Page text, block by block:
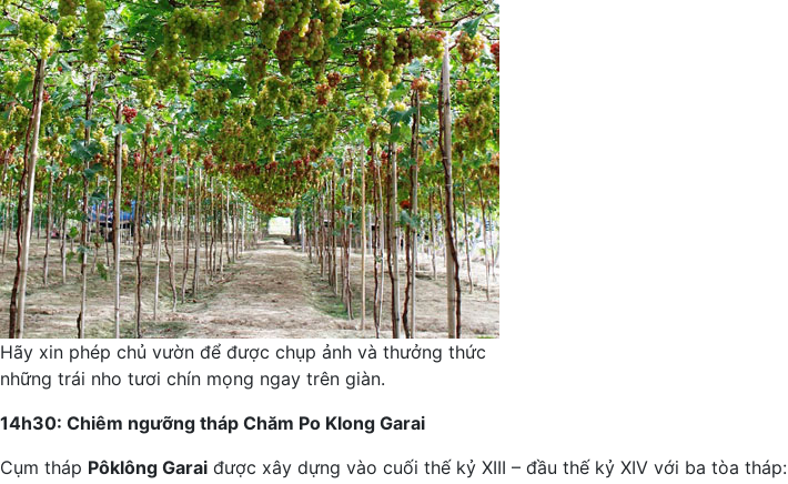
Hãy xin phép chủ vườn để được chụp ảnh và thưởng thức
những trái nho tươi chín mọng ngay trên giàn.
14h30: Chiêm ngưỡng tháp Chăm Po Klong Garai
Cụm tháp Pôklông Garai được xây dựng vào cuối thế kỷ XIII – đầu thế kỷ XIV với ba tòa tháp: